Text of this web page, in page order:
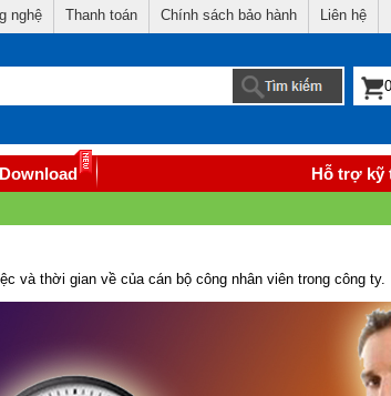
nghệ Thanh toán Chính sách bảo hành Liên hệ
Download Hỗ trợ kỹ
và thời gian về của cán bộ công nhân viên trong công ty.